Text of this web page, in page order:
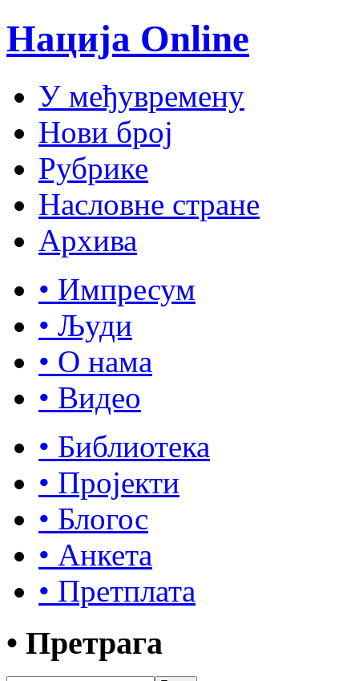
Нација Online
У међувремену
Нови број
Рубрике
Насловне стране
Архива
• Импресум
• Људи
• О нама
• Видео
• Библиотека
• Пројекти
• Блогос
• Анкета
• Претплата
• Претрага